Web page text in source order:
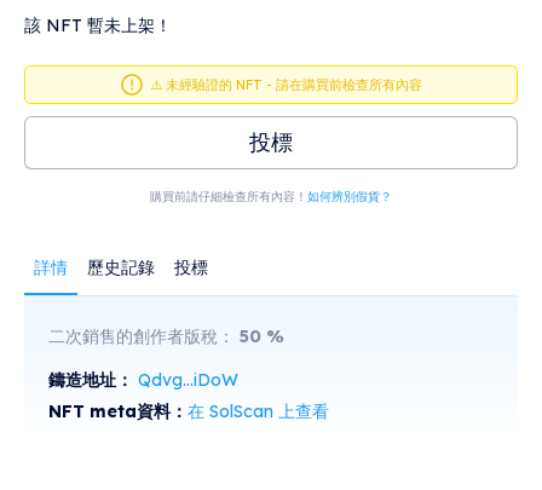
該 NFT 暫未上架！
⚠️ 未經驗證的 NFT - 請在購買前檢查所有內容
投標
購買前請仔細檢查所有內容！ 如何辨別假貨？
詳情 歷史記錄 投標
二次銷售的創作者版稅： 50 %
鑄造地址： Qdvg...iDoW
NFT meta資料： 在 SolScan 上查看